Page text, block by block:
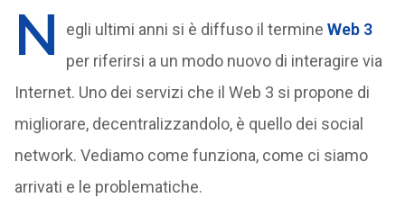
N egli ultimi anni si è diffuso il termine Web 3
per riferirsi a un modo nuovo di interagire via
Internet. Uno dei servizi che il Web 3 si propone di
migliorare, decentralizzandolo, è quello dei social
network. Vediamo come funziona, come ci siamo
arrivati e le problematiche.